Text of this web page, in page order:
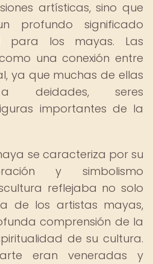
artísticas, sino que
profundo significado
para los mayas. Las
una conexión entre
ya que muchas de ellas
a deidades, seres
importantes de la
se caracteriza por su
y simbolismo
reflejaba no solo
de los artistas mayas,
comprensión de la
de su cultura.
eran veneradas y